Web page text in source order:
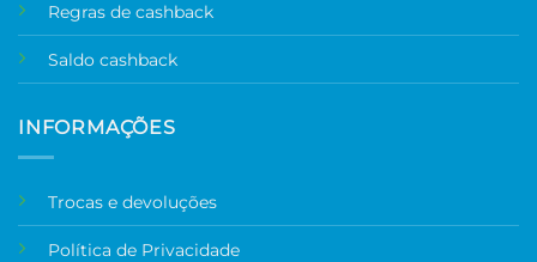
Regras de cashback
Saldo cashback
INFORMAÇÕES
Trocas e devoluções
Política de Privacidade